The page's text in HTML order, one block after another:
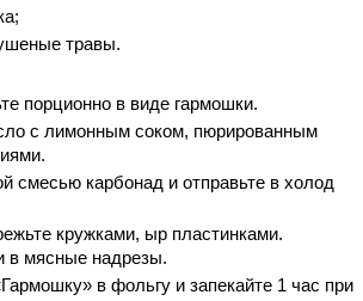
травы.
порционно в виде гармошки.
с лимонным соком, пюрированным
смесью карбонад и отправьте в холод
кружками, ыр пластинками.
в мясные надрезы.
в фольгу и запекайте 1 час при